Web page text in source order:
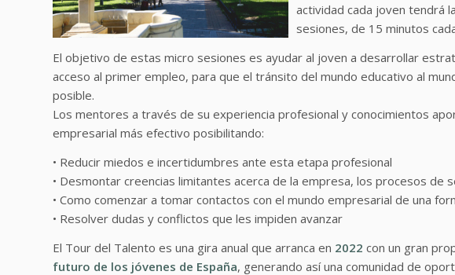
actividad cada joven tendrá
sesiones, de 15 minutos
El objetivo de estas micro sesiones es ayudar al joven a desarrollar
acceso al primer empleo, para que el tránsito del mundo educativo al
posible.
Los mentores a través de su experiencia profesional y conocimientos
empresarial más efectivo posibilitando:
• Reducir miedos e incertidumbres ante esta etapa profesional
• Desmontar creencias limitantes acerca de la empresa, los procesos de
• Como comenzar a tomar contactos con el mundo empresarial de una
• Resolver dudas y conflictos que les impiden avanzar
El Tour del Talento es una gira anual que arranca en 2022 con un gran
futuro de los jóvenes de España, generando así una comunidad de